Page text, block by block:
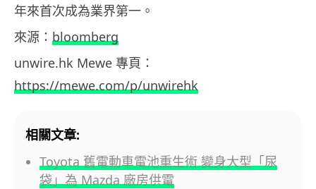
年來首次成為業界第一。
來源： bloomberg
unwire.hk Mewe 專頁：
https://mewe.com/p/unwirehk
相關文章:
Toyota 舊電動車電池重生術 變身大型「尿
袋」為 Mazda 廠房供電